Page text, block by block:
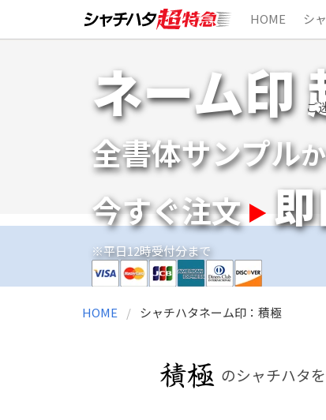
HOME シ
ネーム印
全書体サンプル
今すぐ注文
※平日12時受付分まで
ご
HOME シャチハタネーム印：積極
のシャチハタを